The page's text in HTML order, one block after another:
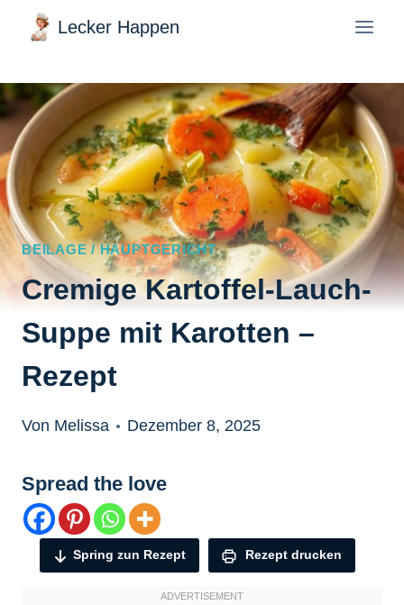
Zum
Inhalt
springen
Lecker Happen
BEILAGE / HAUPTGERICHT
Cremige Kartoffel-Lauch-
Suppe mit Karotten –
Rezept
Von Melissa Dezember 8, 2025
Spread the love
Spring zun Rezept Rezept drucken